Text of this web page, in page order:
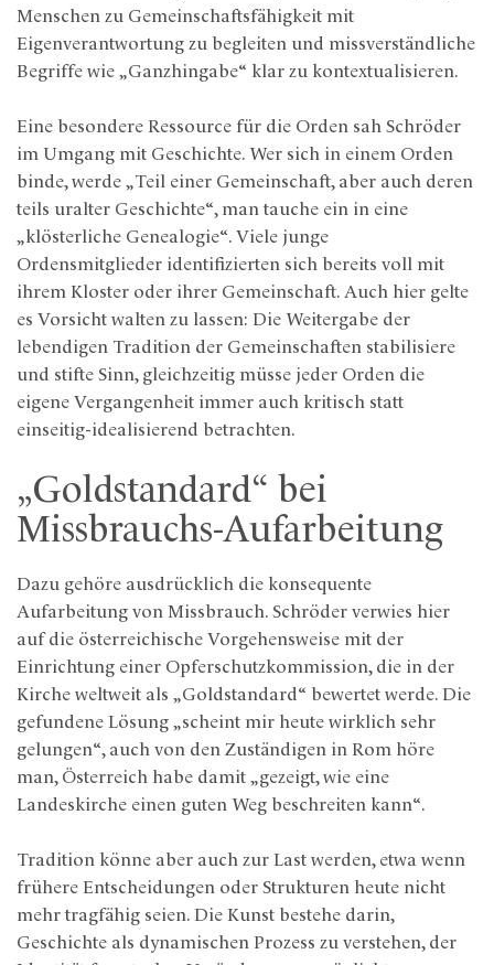
Menschen zu Gemeinschaftsfähigkeit mit
Eigenverantwortung zu begleiten und missverständliche
Begriffe wie „Ganzhingabe“ klar zu kontextualisieren.
Eine besondere Ressource für die Orden sah Schröder
im Umgang mit Geschichte. Wer sich in einem Orden
binde, werde „Teil einer Gemeinschaft, aber auch deren
teils uralter Geschichte“, man tauche ein in eine
„klösterliche Genealogie“. Viele junge
Ordensmitglieder identifizierten sich bereits voll mit
ihrem Kloster oder ihrer Gemeinschaft. Auch hier gelte
es Vorsicht walten zu lassen: Die Weitergabe der
lebendigen Tradition der Gemeinschaften stabilisiere
und stifte Sinn, gleichzeitig müsse jeder Orden die
eigene Vergangenheit immer auch kritisch statt
einseitig-idealisierend betrachten.
„Goldstandard“ bei
Missbrauchs-Aufarbeitung
Dazu gehöre ausdrücklich die konsequente
Aufarbeitung von Missbrauch. Schröder verwies hier
auf die österreichische Vorgehensweise mit der
Einrichtung einer Opferschutzkommission, die in der
Kirche weltweit als „Goldstandard“ bewertet werde. Die
gefundene Lösung „scheint mir heute wirklich sehr
gelungen“, auch von den Zuständigen in Rom höre
man, Österreich habe damit „gezeigt, wie eine
Landeskirche einen guten Weg beschreiten kann“.
Tradition könne aber auch zur Last werden, etwa wenn
frühere Entscheidungen oder Strukturen heute nicht
mehr tragfähig seien. Die Kunst bestehe darin,
Geschichte als dynamischen Prozess zu verstehen, der